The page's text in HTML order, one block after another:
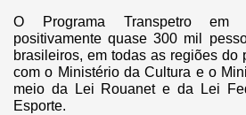
O Programa Transpetro em
positivamente quase 300 mil
brasileiros, em todas as regiões do
com o Ministério da Cultura e o
meio da Lei Rouanet e da Lei
Esporte.